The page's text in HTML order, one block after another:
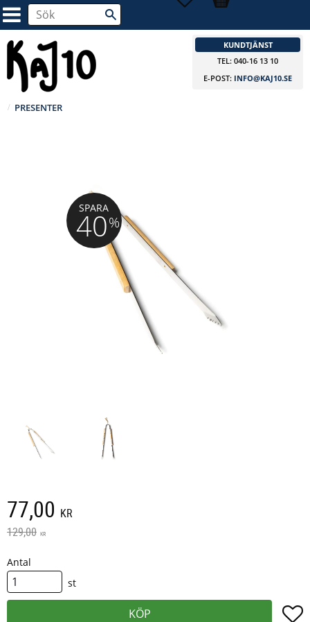
KUNDTJÄNST
TEL: 040-16 13 10
E-POST: INFO@KAJ10.SE
PRESENTER
SPARA
40%
Nedsatt pris:
77,00 KR
Ordinarie pris:
129,00 KR
Antal
st
KÖP